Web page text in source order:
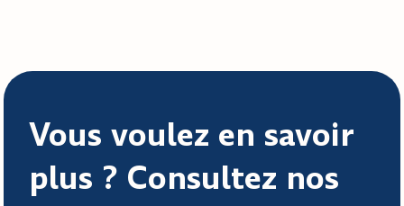
Vous voulez en savoir
plus ? Consultez nos